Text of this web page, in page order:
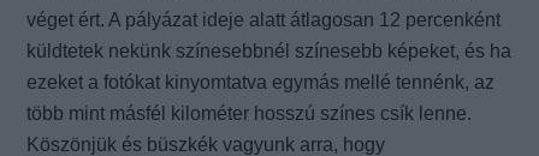
véget ért. A pályázat ideje alatt átlagosan 12 percenként
küldtetek nekünk színesebbnél színesebb képeket, és ha
ezeket a fotókat kinyomtatva egymás mellé tennénk, az
több mint másfél kilométer hosszú színes csík lenne.
Köszönjük és büszkék vagyunk arra, hogy